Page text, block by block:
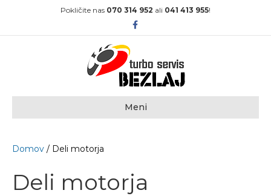
Pokličite nas 070 314 952 ali 041 413 955!
c
e
b
o
o
k
Meni
Domov / Deli motorja
Deli motorja